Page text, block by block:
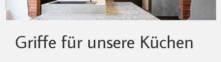
Griffe für unsere Küchen